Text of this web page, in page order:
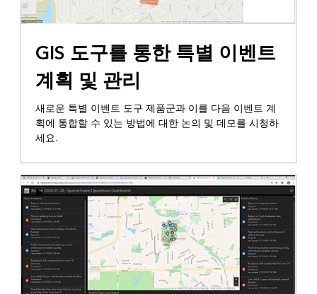
GIS 도구를 통한 특별 이벤트
계획 및 관리
새로운 특별 이벤트 도구 제품군과 이를 다음 이벤트 계
획에 통합할 수 있는 방법에 대한 논의 및 데모를 시청하
세요.